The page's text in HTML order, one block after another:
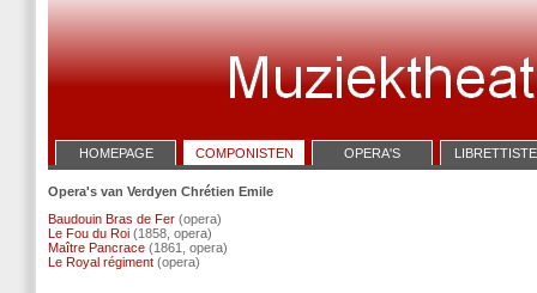
HOMEPAGE COMPONISTEN OPERA'S
Opera's van Verdyen Chrétien Emile
Baudouin Bras de Fer (opera)
Le Fou du Roi (1858, opera)
Maître Pancrace (1861, opera)
Le Royal régiment (opera)